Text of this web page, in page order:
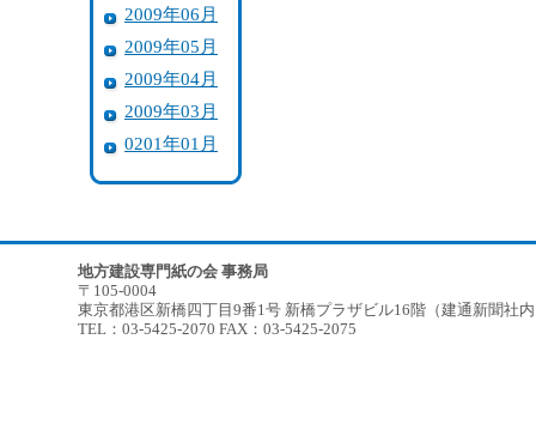
2009年06月
2009年05月
2009年04月
2009年03月
0201年01月
地方建設専門紙の会 事務局
〒105-0004
東京都港区新橋四丁目9番1号 新橋プラザビル16階（建通新聞社
TEL：03-5425-2070 FAX：03-5425-2075